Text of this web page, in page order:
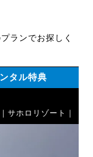
ランでお探しく
タル特典
｜サホロリゾート｜